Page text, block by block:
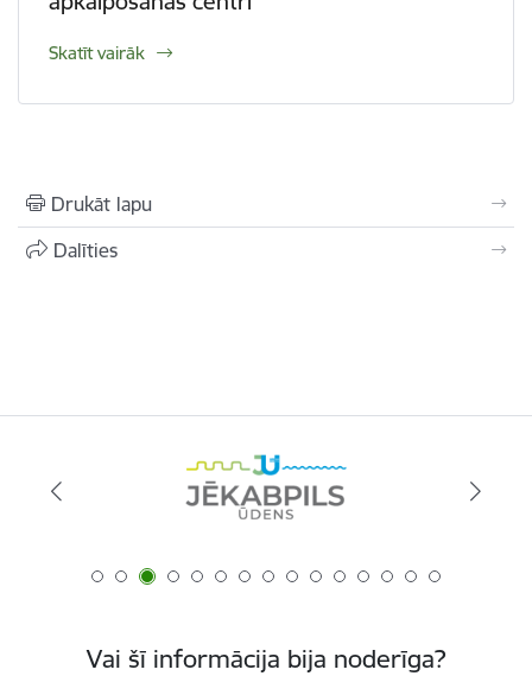
Skatīt vairāk
Drukāt lapu
Dalīties
Vai šī informācija bija noderīga?